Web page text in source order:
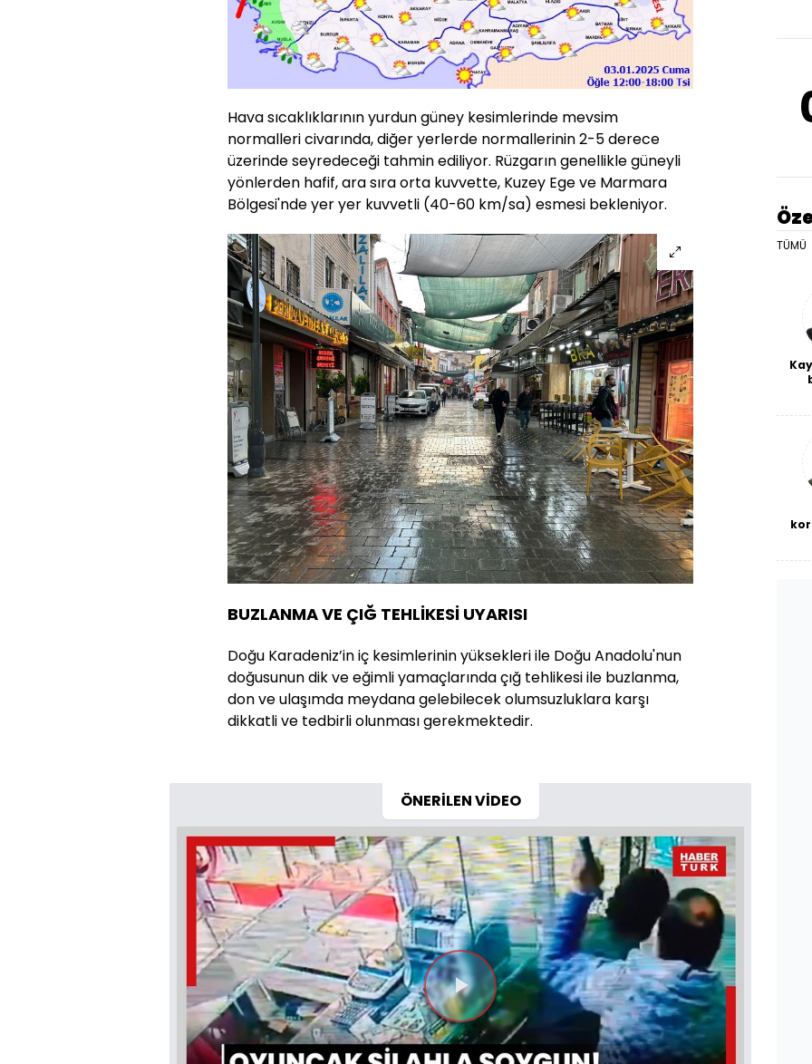
Hava sıcaklıklarının yurdun güney kesimlerinde mevsim
normalleri civarında, diğer yerlerde normallerinin 2-5 derece
üzerinde seyredeceği tahmin ediliyor. Rüzgarın genellikle güneyli
yönlerden hafif, ara sıra orta kuvvette, Kuzey Ege ve Marmara
Bölgesi'nde yer yer kuvvetli (40-60 km/sa) esmesi bekleniyor.
BUZLANMA VE ÇIĞ TEHLİKESİ UYARISI
Doğu Karadeniz’in iç kesimlerinin yüksekleri ile Doğu Anadolu'nun
doğusunun dik ve eğimli yamaçlarında çığ tehlikesi ile buzlanma,
don ve ulaşımda meydana gelebilecek olumsuzluklara karşı
dikkatli ve tedbirli olunması gerekmektedir.
ÖNERİLEN VİDEO
Videoyu
Oynat
TÜMÜ